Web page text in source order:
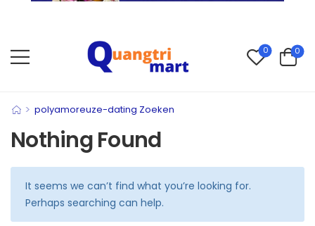
0 0
> polyamoreuze-dating Zoeken
Nothing Found
It seems we can’t find what you’re looking for.
Perhaps searching can help.